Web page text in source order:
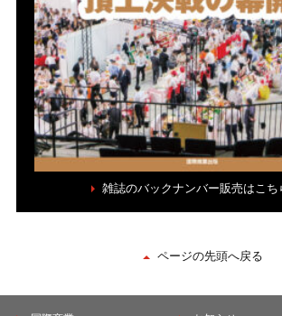
雑誌のバックナンバー販売はこち
ページの先頭へ戻る